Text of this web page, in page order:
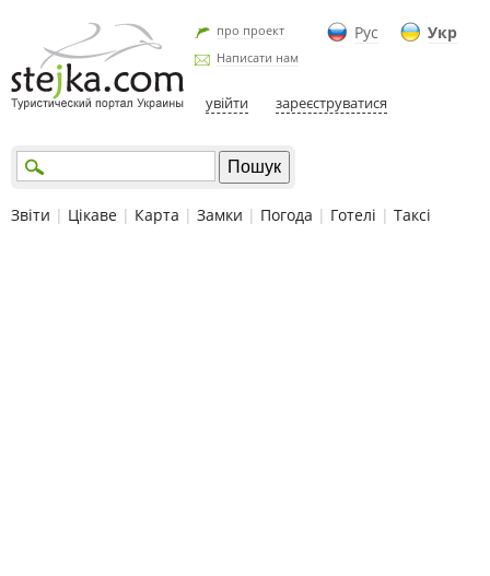
Рус Укр
про проект
Написати нам
увійти зареєструватися
Звіти | Цікаве | Карта | Замки | Погода | Готелі | Таксі